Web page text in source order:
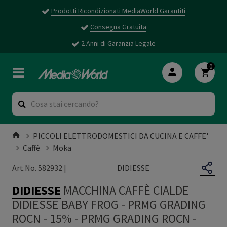
Prodotti Ricondizionati MediaWorld Garantiti
Consegna Gratuita
2 Anni di Garanzia Legale
0
PICCOLI ELETTRODOMESTICI DA CUCINA E CAFFE'
Caffè
Moka
Art.No. 582932 |
DIDIESSE
DIDIESSE MACCHINA CAFFÈ CIALDE
DIDIESSE BABY FROG - PRMG GRADING
ROCN - 15% - PRMG GRADING ROCN -